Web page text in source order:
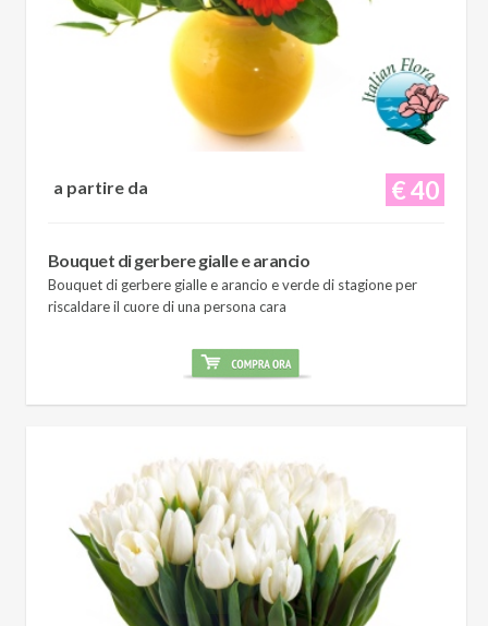
€ 40
a partire da
Bouquet di gerbere gialle e arancio
Bouquet di gerbere gialle e arancio e verde di stagione per
riscaldare il cuore di una persona cara